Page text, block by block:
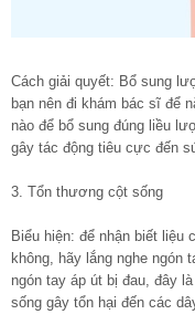
Cách giải quyết: Bổ sung
bạn nên đi khám bác sĩ để
nào để bổ sung đúng liều
gây tác động tiêu cực đến
3. Tổn thương cột sống
Biểu hiện: để nhận biết
không, hãy lắng nghe ngón
ngón tay áp út bị đau, đây
sống gây tổn hại đến các